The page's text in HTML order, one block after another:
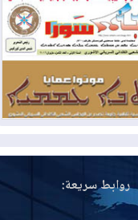
الولايات المتحدة تسحب
من أربيل
اتفاقية ثلاثية لاستئناف
التصدير عبر جيهان بطاقة 750 ألف برميل
سريعة: